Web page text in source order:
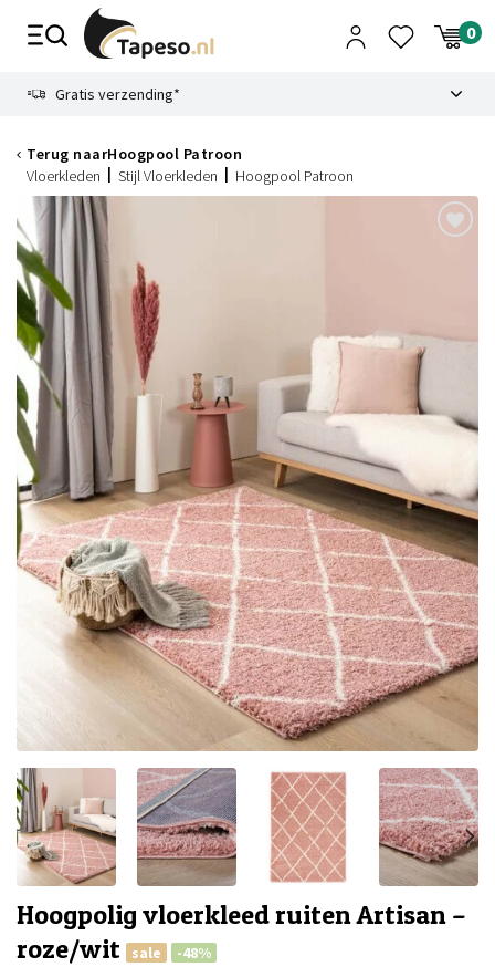
Gratis verzending*
Terug naarHoogpool Patroon
Vloerkleden
Stijl Vloerkleden Hoogpool Patroon
Hoogpolig vloerkleed ruiten Artisan –
roze/wit
sale -48%